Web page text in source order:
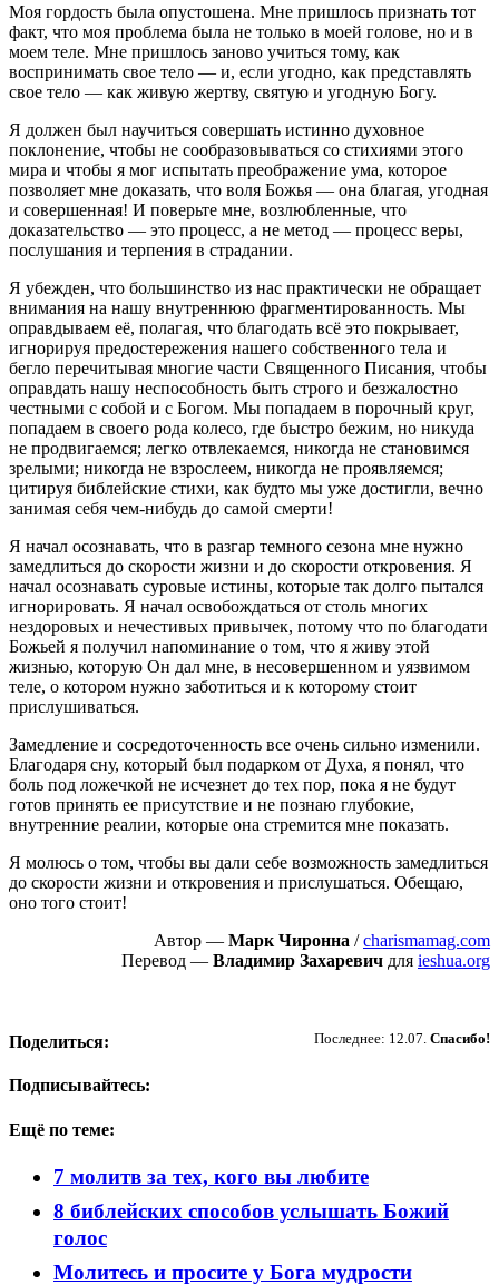
Моя гордость была опустошена. Мне пришлось признать тот
факт, что моя проблема была не только в моей голове, но и в
моем теле. Мне пришлось заново учиться тому, как
воспринимать свое тело — и, если угодно, как представлять
свое тело — как живую жертву, святую и угодную Богу.
Я должен был научиться совершать истинно духовное
поклонение, чтобы не сообразовываться со стихиями этого
мира и чтобы я мог испытать преображение ума, которое
позволяет мне доказать, что воля Божья — она благая, угодная
и совершенная! И поверьте мне, возлюбленные, что
доказательство — это процесс, а не метод — процесс веры,
послушания и терпения в страдании.
Я убежден, что большинство из нас практически не обращает
внимания на нашу внутреннюю фрагментированность. Мы
оправдываем её, полагая, что благодать всё это покрывает,
игнорируя предостережения нашего собственного тела и
бегло перечитывая многие части Священного Писания, чтобы
оправдать нашу неспособность быть строго и безжалостно
честными с собой и с Богом. Мы попадаем в порочный круг,
попадаем в своего рода колесо, где быстро бежим, но никуда
не продвигаемся; легко отвлекаемся, никогда не становимся
зрелыми; никогда не взрослеем, никогда не проявляемся;
цитируя библейские стихи, как будто мы уже достигли, вечно
занимая себя чем-нибудь до самой смерти!
Я начал осознавать, что в разгар темного сезона мне нужно
замедлиться до скорости жизни и до скорости откровения. Я
начал осознавать суровые истины, которые так долго пытался
игнорировать. Я начал освобождаться от столь многих
нездоровых и нечестивых привычек, потому что по благодати
Божьей я получил напоминание о том, что я живу этой
жизнью, которую Он дал мне, в несовершенном и уязвимом
теле, о котором нужно заботиться и к которому стоит
прислушиваться.
Замедление и сосредоточенность все очень сильно изменили.
Благодаря сну, который был подарком от Духа, я понял, что
боль под ложечкой не исчезнет до тех пор, пока я не будут
готов принять ее присутствие и не познаю глубокие,
внутренние реалии, которые она стремится мне показать.
Я молюсь о том, чтобы вы дали себе возможность замедлиться
до скорости жизни и откровения и прислушаться. Обещаю,
оно того стоит!
Автор — Марк Чиронна /charismamag.com
Перевод — Владимир Захаревич для ieshua.org
Последнее: 12.07. Спасибо!
Поделиться:
Подписывайтесь:
Ещё по теме:
7 молитв за тех, кого вы любите
8 библейских способов услышать Божий
голос
Молитесь и просите у Бога мудрости